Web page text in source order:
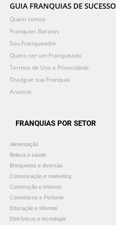
GUIA FRANQUIAS DE SUCESSO
Quem somos
Franquias Baratas
Sou Franqueador
Quero ser um Franqueado
Termos de Uso e Privacidade
Divulgue sua Franquia
Anuncie
FRANQUIAS POR SETOR
Alimentação
Beleza e saúde
Brinquedos e diversão
Comunicação e marketing
Construção e Imóveis
Cosméticos e Perfume
Educação e Idiomas
Eletrônicos e tecnologia